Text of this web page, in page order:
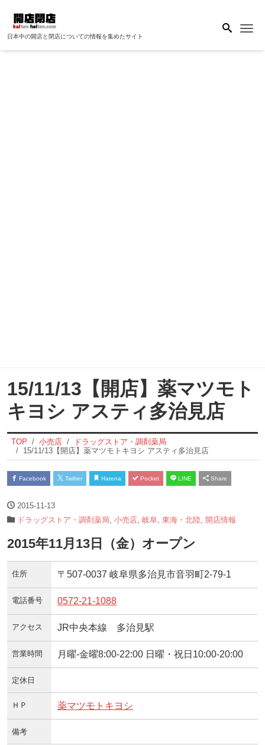
日本中の開店と閉店についての情報を集めたサイト
15/11/13【開店】薬マツモト
キヨシ アスティ多治見店
TOP 小売店
ドラッグストア・調剤薬局
15/11/13【開店】薬マツモトキヨシ アスティ多治見店
Facebook Twitter Hatena Pocket LINE Share
2015-11-13
ドラッグストア・調剤薬局 小売店 岐阜 東海・北陸 開店情報
2015年11月13日（金）オープン
住所 〒507-0037 岐阜県多治見市音羽町2-79-1
電話番号 0572-21-1088
アクセス JR中央本線 多治見駅
営業時間 月曜-金曜8:00-22:00 日曜・祝日10:00-20:00
定休日
ＨＰ 薬マツモトキヨシ
備考